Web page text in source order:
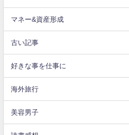
マネー&資産形成
古い記事
好きな事を仕事に
海外旅行
美容男子